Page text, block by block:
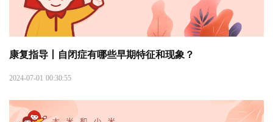
康复指导丨自闭症有哪些早期特征和现象？
2024-07-01 00:30:55